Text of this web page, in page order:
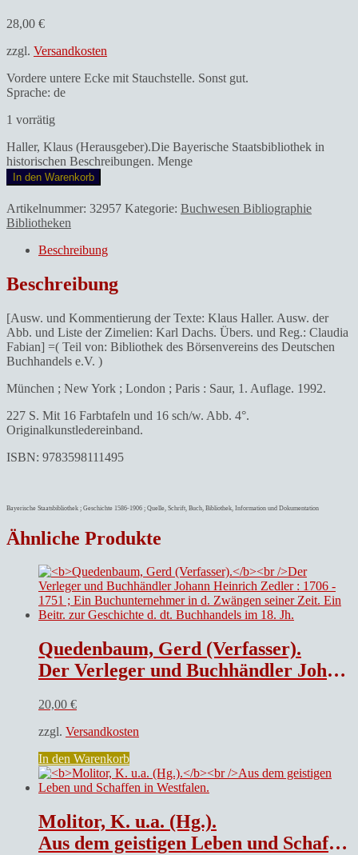
28,00 €
zzgl. Versandkosten
Vordere untere Ecke mit Stauchstelle. Sonst gut.
Sprache: de
1 vorrätig
Haller, Klaus (Herausgeber).Die Bayerische Staatsbibliothek in
historischen Beschreibungen. Menge
In den Warenkorb
Artikelnummer: 32957 Kategorie: Buchwesen Bibliographie
Bibliotheken
Beschreibung
Beschreibung
[Ausw. und Kommentierung der Texte: Klaus Haller. Ausw. der
Abb. und Liste der Zimelien: Karl Dachs. Übers. und Reg.: Claudia
Fabian] =( Teil von: Bibliothek des Börsenvereins des Deutschen
Buchhandels e.V. )
München ; New York ; London ; Paris : Saur, 1. Auflage. 1992.
227 S. Mit 16 Farbtafeln und 16 sch/w. Abb. 4°.
Originalkunstledereinband.
ISBN: 9783598111495
Bayerische Staatsbibliothek ; Geschichte 1586-1906 ; Quelle, Schrift, Buch, Bibliothek, Information und Dokumentation
Ähnliche Produkte
Quedenbaum, Gerd (Verfasser).
Der Verleger und Buchhändler Johann Heinrich Zedler : 1706 – 1751 ; Ein Buchunternehmer in d. Zwängen seiner Zeit. Ein Beitr. zur Geschichte d. dt. Buchhandels im 18. Jh.
20,00 €
zzgl. Versandkosten
In den Warenkorb
Molitor, K. u.a. (Hg.).
Aus dem geistigen Leben und Schaffen in Westfalen.